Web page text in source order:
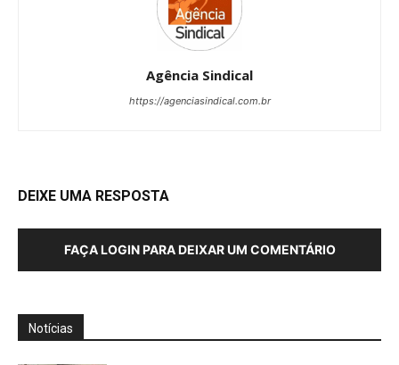
Agência Sindical
https://agenciasindical.com.br
DEIXE UMA RESPOSTA
FAÇA LOGIN PARA DEIXAR UM COMENTÁRIO
Notícias